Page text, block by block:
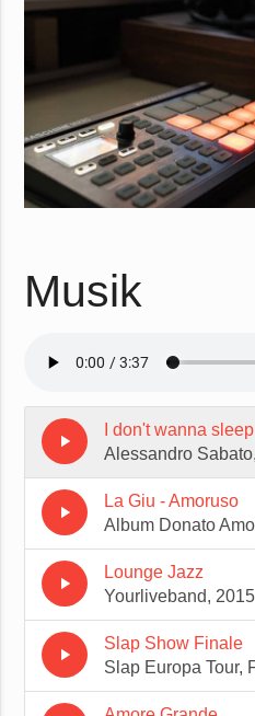
Musik
play_arrow
I don't wanna sleep
Alessandro
play_arrow
La Giu - Amoruso
Album Donato
play_arrow
Lounge Jazz
Yourliveband, 2015
play_arrow
Slap Show Finale
Slap Europa Tour,